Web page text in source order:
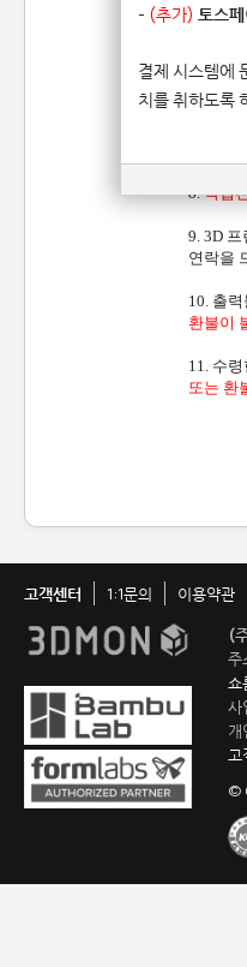
5. 업로
6. 출
책임지
8.작업
9. 3D
연락을
10. 출
환불이
11. 수
또는 환
고객센터 1:1문의 이용약관
(
주
쇼
사
©
- (추가) 토스
결제 시스템에
치를 취하도록